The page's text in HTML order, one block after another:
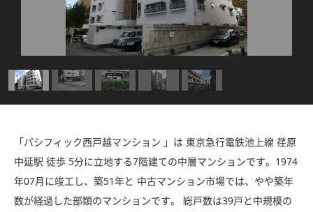
「パシフィック西戸越マンション 」は 東京急行電鉄池上線 荏原
中延駅 徒歩 5分に立地する7階建ての中層マンションです。1974
年07月に竣工し、築51年と 中古マンション市場では、やや築年
数が経過した部類のマンションです。 総戸数は39戸と中規模の